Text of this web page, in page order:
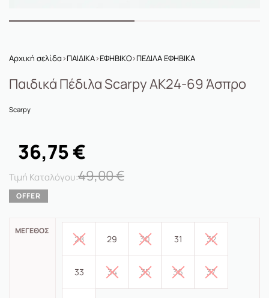
Αρχική σελίδα›ΠΑΙΔΙΚΑ›ΕΦΗΒΙΚΟ›ΠΕΔΙΛΑ ΕΦΗΒΙΚΑ
Παιδικά Πέδιλα Scarpy AK24-69 Άσπρο
Scarpy
49,00€
36,75€
ΜΈΓΕΘΟΣ
28 29 30 31 32
33 34 35 36 37